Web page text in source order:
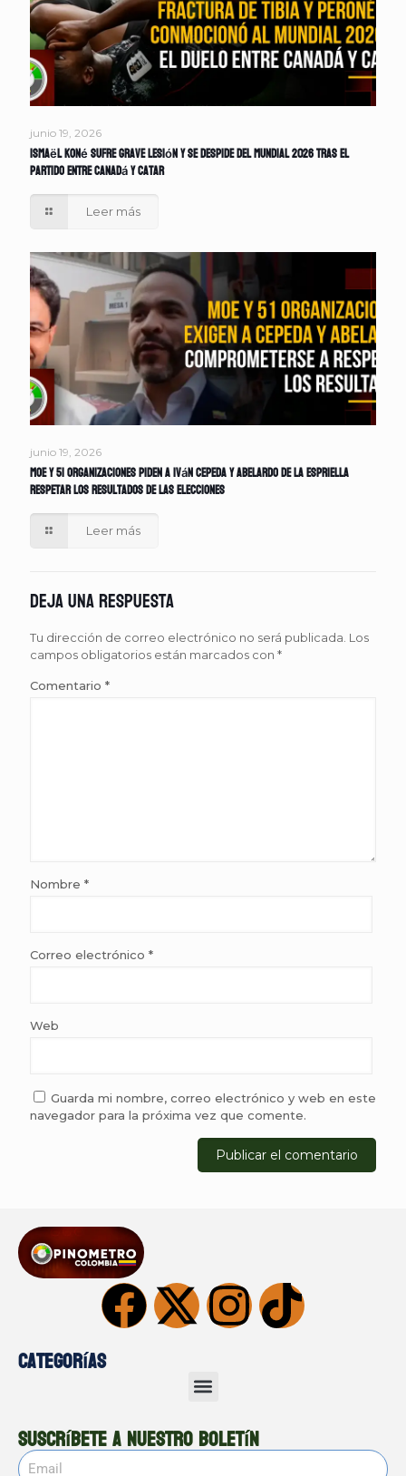
junio 19, 2026
Ismaël Koné sufre grave lesión y se despide del Mundial 2026 tras el
partido entre Canadá y Catar
Leer más
junio 19, 2026
MOE y 51 organizaciones piden a Iván Cepeda y Abelardo de la Espriella
respetar los resultados de las elecciones
Leer más
Deja una respuesta
Tu dirección de correo electrónico no será publicada. Los
campos obligatorios están marcados con *
Comentario *
Nombre *
Correo electrónico *
Web
Guarda mi nombre, correo electrónico y web en este
navegador para la próxima vez que comente.
Categorías
Suscríbete a nuestro boletín